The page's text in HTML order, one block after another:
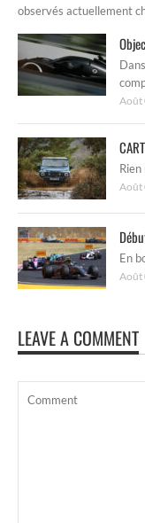
observés actuellement
Août
Rien
Août
En
Août
LEAVE A COMMENT